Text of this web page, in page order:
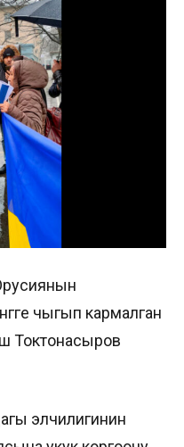
чыгып кармалган
Токтонасыров
элчилигинин